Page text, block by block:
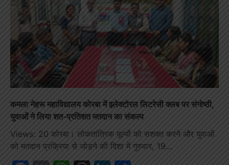
कमला नेहरू महाविद्यालय कोरबा में इलेक्टोरल लिटरेसी क्लब पर संगोष्ठी,
युवाओं ने लिया शत-प्रतिशत मतदान का संकल्प
Views: 20 कोरबा। लोकतांत्रिक मूल्यों को सशक्त करने और युवाओं
को मतदान प्रक्रिया से जोड़ने की दिशा में गुरुवार, 19…